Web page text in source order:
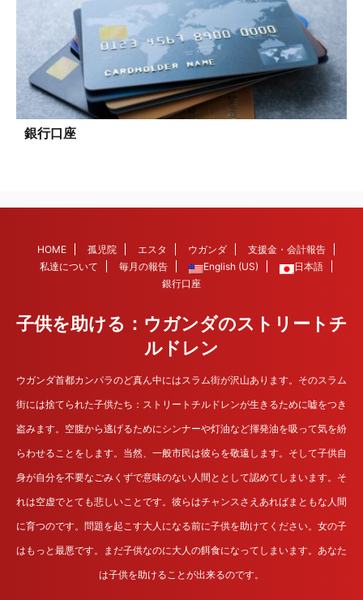
銀行口座
HOME 孤児院 エスタ ウガンダ
支援金・会計報告
私達について
毎月の報告 English (US)
日本語
銀行口座
子供を助ける：ウガンダのストリートチ
ルドレン
ウガンダ首都カンパラのど真ん中にはスラム街が沢山あります。そのスラム
街には捨てられた子供たち：ストリートチルドレンが生きるために嘘をつき
盗みます。空腹から逃げるためにシンナーや灯油など揮発油を吸って気を紛
らわせることをします。当然、一般市民は彼らを敬遠します。そして子供自
身が自分を不要なごみくずで意味のない人間ととして認めてしまいます。そ
れは空虚でとても悲しいことです。彼らはチャンスさえあればまともな人間
に育つのです。問題を起こす大人になる前に子供を助けてください。女の子
はもっと最悪です。まだ子供なのに大人の餌食になってしまいます。あなた
は子供を助けることが出来るのです。